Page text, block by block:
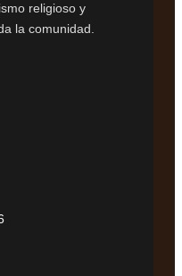
religioso y
la comunidad.